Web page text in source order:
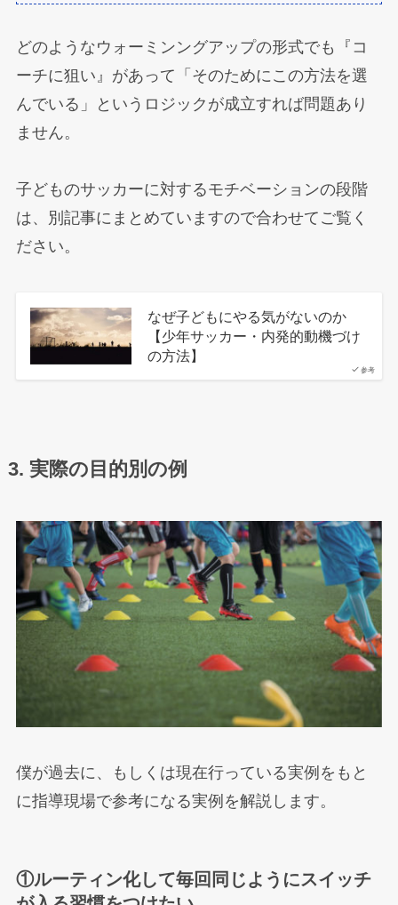
どのようなウォーミンングアップの形式でも『コ
ーチに狙い』があって「そのためにこの方法を選
んでいる」というロジックが成立すれば問題あり
ません。
子どものサッカーに対するモチベーションの段階
は、別記事にまとめていますので合わせてご覧く
ださい。
参考
なぜ子どもにやる気がないのか
【少年サッカー・内発的動機づけ
の方法】
3. 実際の目的別の例
僕が過去に、もしくは現在行っている実例をもと
に指導現場で参考になる実例を解説します。
①ルーティン化して毎回同じようにスイッチ